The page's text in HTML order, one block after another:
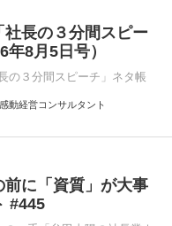
長の３分間スピー
8月5日号）
の３分間スピーチ」ネタ帳
動経営コンサルタント
に「資質」が大事
#445